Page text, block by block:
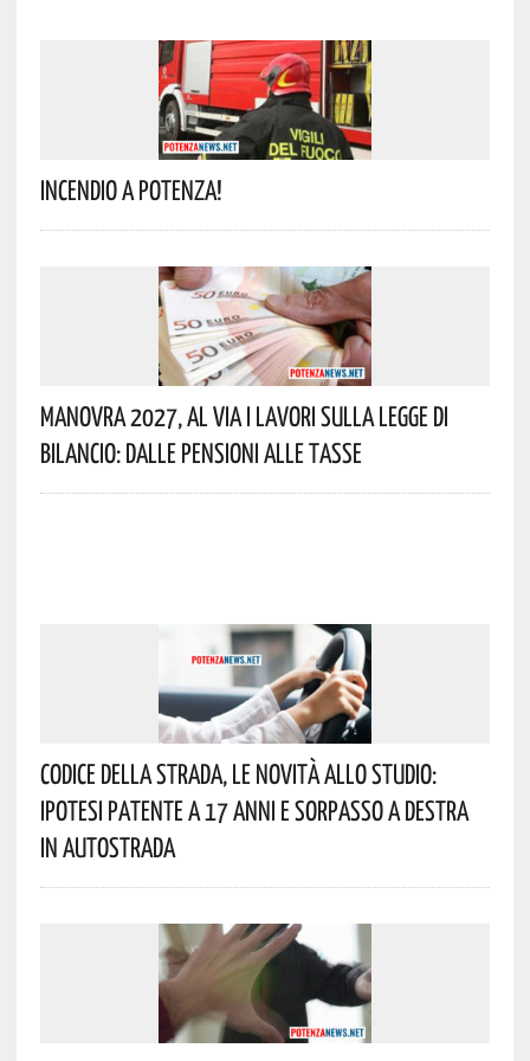
Incendio A Potenza!
Manovra 2027, Al Via I Lavori Sulla Legge Di
Bilancio: Dalle Pensioni Alle Tasse
Codice Della Strada, Le Novità Allo Studio:
Ipotesi Patente A 17 Anni E Sorpasso A Destra
In Autostrada